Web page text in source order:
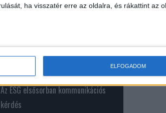
ha visszatér erre az oldalra, és rákattint az
ELFOGADOM
Az ESG elsősorban kommunikációs
kérdés